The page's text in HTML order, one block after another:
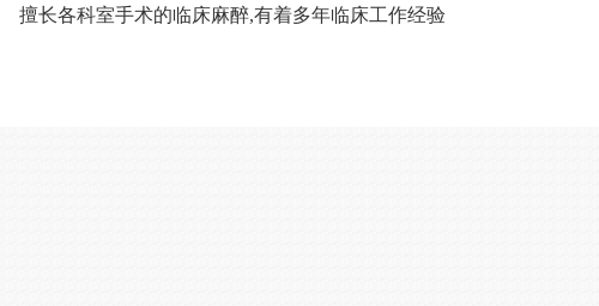
擅长各科室手术的临床麻醉,有着多年临床工作经验